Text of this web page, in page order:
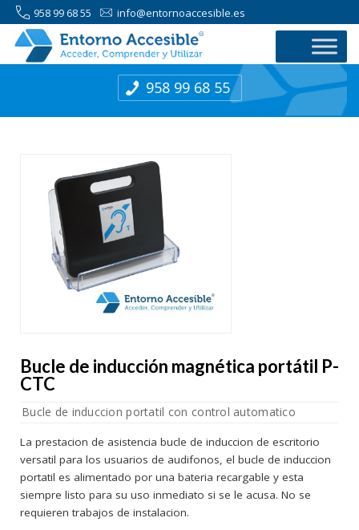
958 99 68 55 info@entornoaccesible.es
958 99 68 55
Bucle de inducción magnética portátil P-
CTC
Bucle de induccion portatil con control automatico
La prestacion de asistencia bucle de induccion de escritorio
versatil para los usuarios de audifonos, el bucle de induccion
portatil es alimentado por una bateria recargable y esta
siempre listo para su uso inmediato si se le acusa. No se
requieren trabajos de instalacion.